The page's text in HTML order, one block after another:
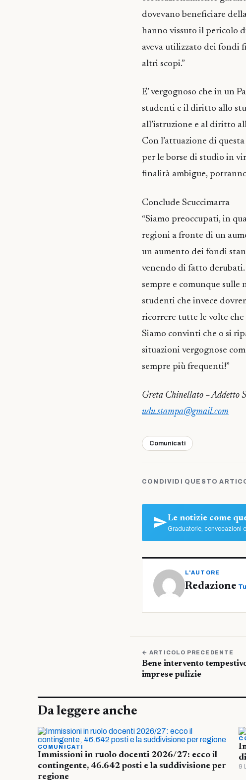
dovevano beneficiare
hanno vissuto il pericolo
aveva utilizzato dei fondi
altri scopi.”
E’ vergognoso che in un
studenti e il diritto allo
all’istruzione e al diritto
Con l’attuazione di
per le borse di studio in
finalità ambigue,
Conclude Scuccimarra
“Siamo preoccupati, in
regioni a fronte di un
un aumento dei fondi
venendo di fatto derubati.
sempre e comunque sulle
studenti che invece
ricorrere tutte le volte
Siamo convinti che o si
situazioni vergognose
sempre più frequenti!”
Greta Chinellato – Addetto
udu.stampa@gmail.com
Comunicati
CONDIVIDI QUESTO
Le notizie come
Graduatorie, convocazioni
L'AUTORE
Redazione
← ARTICOLO PRECEDENTE
Bene intervento
imprese pulizie
Da leggere anche
COMUNICATI
Immissioni in ruolo docenti 2026/27: ecco il
contingente, 46.642 posti e la suddivisione per
regione
9